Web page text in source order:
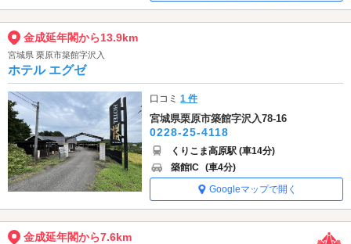
金成延年閣から13.9km
宮城県 栗原市築館字沢入
ホテル エグゼ
口コミ1 件
宮城県栗原市築館字沢入78-16
0228-25-4118
くりこま高原駅 (車14分)
築館IC (車4分)
Googleマップで開く
金成延年閣から7.6km